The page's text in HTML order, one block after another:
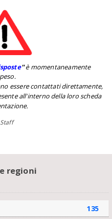
''è momentaneamente
essere contattati direttamente,
all'interno della loro scheda
regioni
135